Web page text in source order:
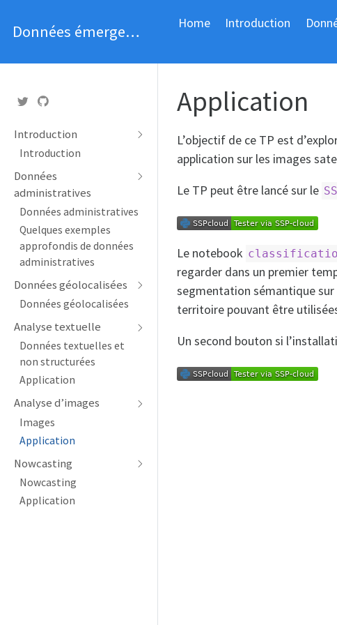
Données émergentes Home Introduction
Introduction
Introduction
Données
administratives
Données administratives
Quelques exemples
approfondis de données
administratives
Données géolocalisées
Données géolocalisées
Analyse textuelle
Données textuelles et
non structurées
Application
Analyse d’images
Images
Application
Nowcasting
Nowcasting
Application
Application
L’objectif de ce TP est
application sur les images
Le TP peut être lancé sur le
Le notebook
regarder dans un premier
segmentation sémantique
territoire pouvant être
Un second bouton si